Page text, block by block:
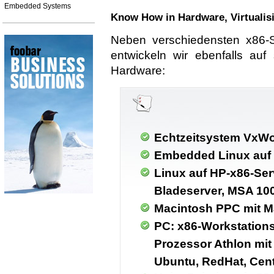
Embedded Systems
Know How in Hardware,
Neben verschiedensten
entwickeln wir ebenfalls
Hardware:
Echtzeitsystem
Embedded Linux auf
Linux auf HP-x86-
Bladeserver, MSA
Macintosh PPC mit
PC: x86-
Prozessor Athlon
Ubuntu, RedHat,